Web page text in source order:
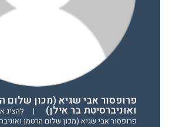
פרופסור אבי שגיא (מכון שלום
ואוניברסיטת בר אילן) |
להציג
פרופסור אבי שגיא (מכון שלום הרטמן